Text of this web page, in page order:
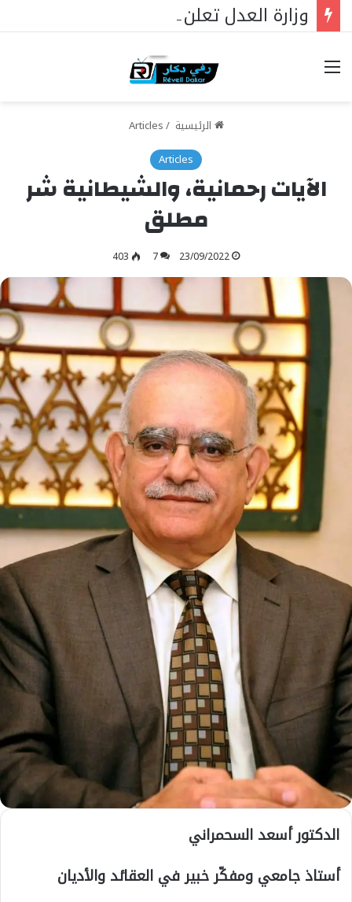
خيارات
الرئيسية /
Articles
Articles
الآيات رحمانية، والشيطانية شر
مطلق
23/09/2022
7
403
الدكتور أسعد السحمراني
أستاذ جامعي ومفكّر خبير في العقائد والأديان